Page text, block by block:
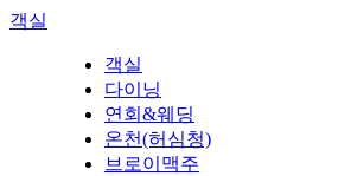
객실
객실
다이닝
연회&웨딩
온천(허심청)
브로이맥주